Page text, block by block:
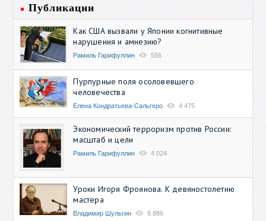
Публикации
Как США вызвали у Японии когнитивные
нарушения и амнезию?
Рамиль Гарифуллин 556
Пурпурные поля осоловевшего
человечества
Елена Кондратьева-Сальгеро 4 475
Экономический терроризм против России:
масштаб и цели
Рамиль Гарифуллин 4 024
Уроки Игоря Фроянова. К девяностолетию
мастера
Владимир Шульгин 8 886